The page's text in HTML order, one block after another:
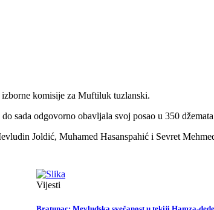
komisije za Muftiluk tuzlanski.
sada odgovorno obavljala svoj posao u 350
Joldić, Muhamed Hasanspahić i Sevret
Vijesti